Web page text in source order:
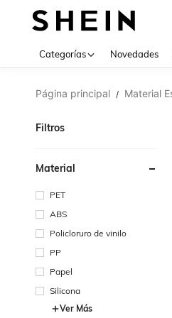
Categorías Novedades
Página principal / Material
Filtros
Material
PET
ABS
Policloruro de vinilo
PP
Papel
Silicona
Ver Más